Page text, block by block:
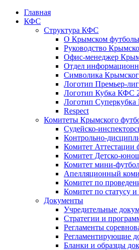
Главная
КФС
Структура КФС
О Крымском
Руководство
Офис-менеджер
Отдел
Символика
Логотип Премьер-
Логотип Кубка КФС
Логотип
Respect
Комитеты Крымского
Судейско-
Контрольно-
Комитет Аттестации
Комитет Детско-
Комитет мини-
Апелляционный
Комитет по
Комитет по статусу
Документы
Учредительные
Стратегии и
Регламенты
Регламентирующие
Бланки и образцы